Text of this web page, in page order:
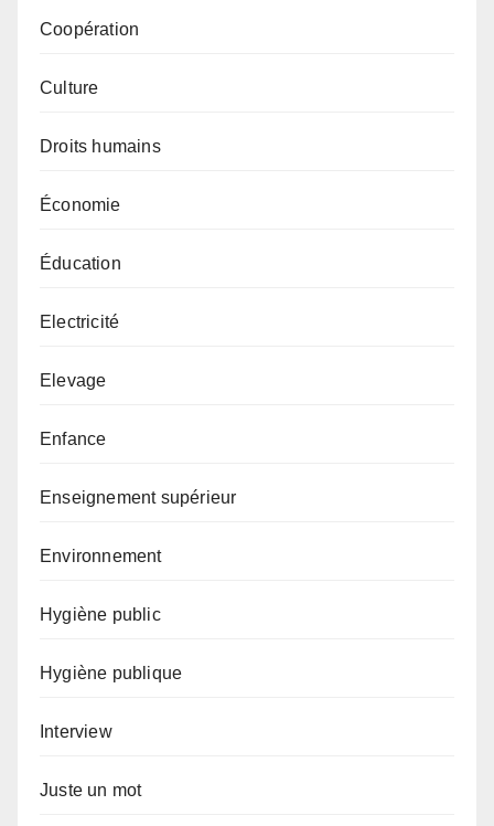
Coopération
Culture
Droits humains
Économie
Éducation
Electricité
Elevage
Enfance
Enseignement supérieur
Environnement
Hygiène public
Hygiène publique
Interview
Juste un mot